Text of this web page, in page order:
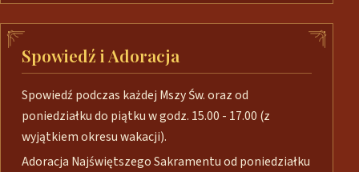
Spowiedź i Adoracja
Spowiedź podczas każdej Mszy Św. oraz od
poniedziałku do piątku w godz. 15.00 - 17.00 (z
wyjątkiem okresu wakacji).
Adoracja Najświętszego Sakramentu od poniedziałku